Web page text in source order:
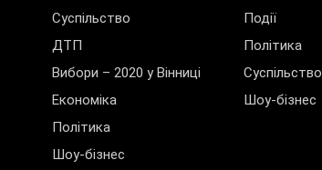
Суспільство
ДТП
Вибори – 2020 у Вінниці
Економіка
Політика
Шоу-бізнес
Події
Політика
Суспільство
Шоу-бізнес